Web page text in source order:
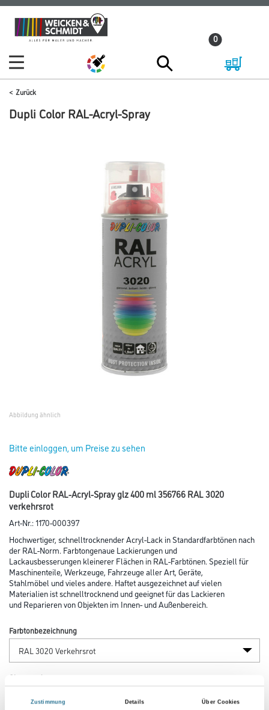
Zustimmung Details Über Cookies
Zum
Inhalt
Zum
Navigationsmenü
0
Zurück
Dupli Color RAL-Acryl-Spray
Abbildung ähnlich
Bitte einloggen, um Preise zu sehen
Dupli Color RAL-Acryl-Spray glz 400 ml 356766 RAL 3020
verkehrsrot
Art-Nr.:1170-000397
Hochwertiger, schnelltrocknender Acryl-Lack in Standardfarbtönen nach
der RAL-Norm. Farbtongenaue Lackierungen und
Lackausbesserungen kleinerer Flächen in RAL-Farbtönen. Speziell für
Maschinenteile, Werkzeuge, Fahrzeuge aller Art, Geräte,
Stahlmöbel und vieles andere. Haftet ausgezeichnet auf vielen
Materialien ist schnelltrocknend und geeignet für das Lackieren
und Reparieren von Objekten im Innen- und Außenbereich.
Farbtonbezeichnung
Glanzgrad